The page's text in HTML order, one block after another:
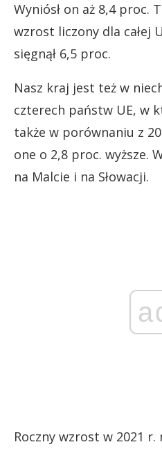
Wyniósł on aż 8,4 proc.
wzrost liczony dla całej
sięgnął 6,5 proc.
Nasz kraj jest też w
czterech państw UE, w
także w porównaniu z
one o 2,8 proc. wyższe.
na Malcie i na Słowacji.
Roczny wzrost w 2021